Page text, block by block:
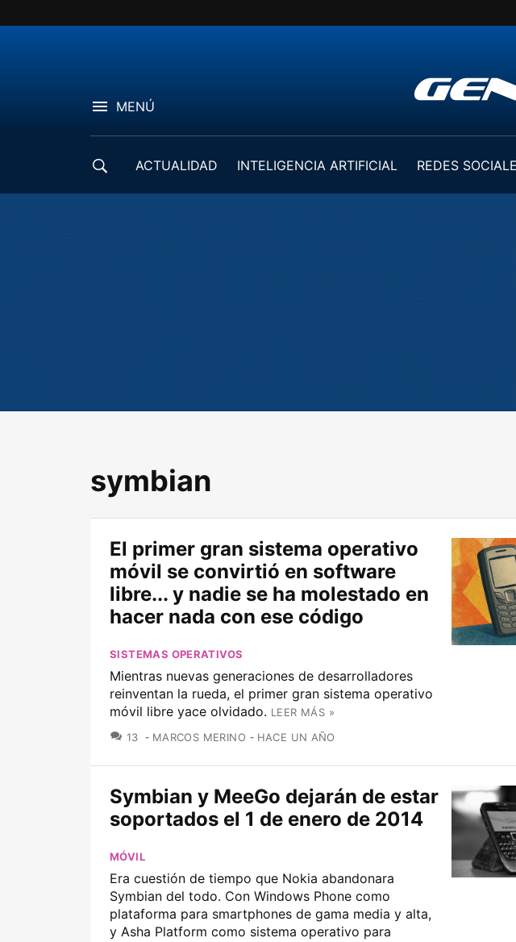
MENÚ
ACTUALIDAD INTELIGENCIA ARTIFICIAL REDES
symbian
El primer gran sistema operativo
móvil se convirtió en software
libre... y nadie se ha molestado en
hacer nada con ese código
SISTEMAS OPERATIVOS
Mientras nuevas generaciones de desarrolladores
reinventan la rueda, el primer gran sistema operativo
móvil libre yace olvidado. LEER MÁS »
13 COMENTARIOS
MARCOS MERINO HACE UN AÑO
Symbian y MeeGo dejarán de estar
soportados el 1 de enero de 2014
MÓVIL
Era cuestión de tiempo que Nokia abandonara
Symbian del todo. Con Windows Phone como
plataforma para smartphones de gama media y alta,
y Asha Platform como sistema operativo para